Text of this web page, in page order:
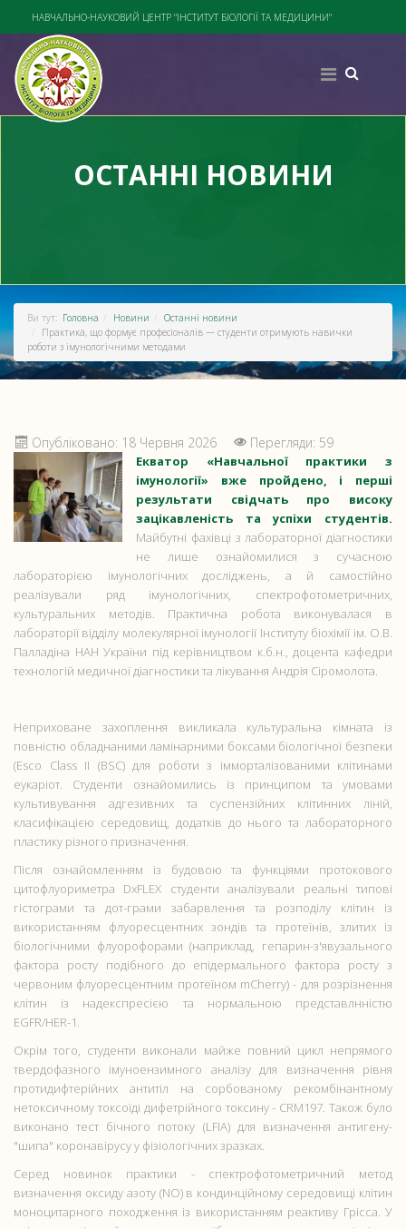
НАВЧАЛЬНО-НАУКОВИЙ ЦЕНТР "ІНСТИТУТ БІОЛОГІЇ ТА МЕДИЦИНИ"
ОСТАННІ НОВИНИ
Ви тут: Головна Новини
Останні новини
Практика, що формує професіоналів — студенти отримують навички
роботи з імунологічними методами
Опубліковано: 18 Червня 2026 Перегляди: 59
Екватор «Навчальної практики з
імунології» вже пройдено, і перші
результати свідчать про високу
зацікавленість та успіхи студентів.
Майбутні фахівці з лабораторної діагностики
не лише ознайомилися з сучасною
лабораторією імунологічних досліджень, а й самостійно
реалізували ряд імунологічних, спектрофотометричних,
культуральних методів. Практична робота виконувалася в
лабораторії відділу молекулярної імунології Інституту біохімії ім. О.В.
Палладіна НАН України під керівництвом к.б.н., доцента кафедри
технологій медичної діагностики та лікування Андрія Сіромолота.
Неприховане захоплення викликала культуральна кімната із
повністю обладнаними ламінарними боксами біологічної безпеки
(Esco Class II (BSC) для роботи з імморталізованими клітинами
еукаріот. Студенти ознайомились із принципом та умовами
культивування адгезивних та суспензійних клітинних ліній,
класифікацією середовищ, додатків до нього та лабораторного
пластику різного призначення.
Після ознайомленням із будовою та функціями протокового
цитофлуориметра DxFLEX студенти аналізували реальні типові
гістограми та дот-грами забарвлення та розподілу клітин із
використанням флуоресцентних зондів та протеїнів, злитих із
біологічними флуорофорами (наприклад, гепарин-з'явузального
фактора росту подібного до епідермального фактора росту з
червоним флуоресцентним протеїном mCherry) - для розрізнення
клітин із надекспресією та нормальною представлнністю
EGFR/HER-1.
Окрім того, студенти виконали майже повний цикл непрямого
твердофазного імуноензимного аналізу для визначення рівня
протидифтерійних антитіл на сорбованому рекомбінантному
нетоксичному токсоїді дифетрійного токсину - CRM197. Також було
виконано тест бічного потоку (LFIA) для визначення антигену-
"шипа" коронавірусу у фізіологічних зразках.
Серед новинок практики - спектрофотометричний метод
визначення оксиду азоту (NO) в кондинційному середовищі клітин
моноцитарного походження із використанням реактиву Грісса. У